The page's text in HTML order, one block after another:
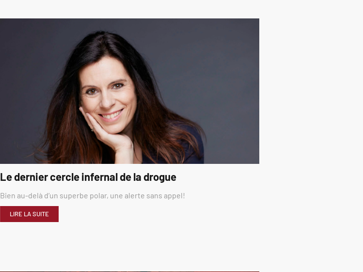
Le dernier cercle infernal de la drogue
Bien au-delà d’un superbe polar, une alerte sans appel!
LIRE LA SUITE